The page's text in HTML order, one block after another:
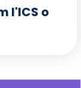
l'ICS o